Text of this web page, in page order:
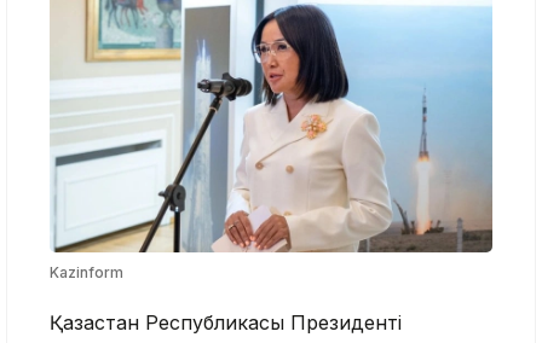
Kazinform
Қазақстан Республикасы Президенті